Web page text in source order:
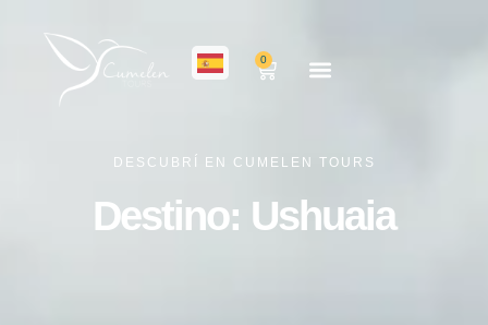
0
DESCUBRÍ EN CUMELEN TOURS
Destino: Ushuaia